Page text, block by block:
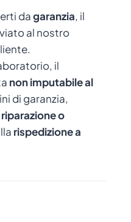
dagaranzia, il
al nostro
il
non imputabile al
di garanzia,
riparazione o
rispedizione a